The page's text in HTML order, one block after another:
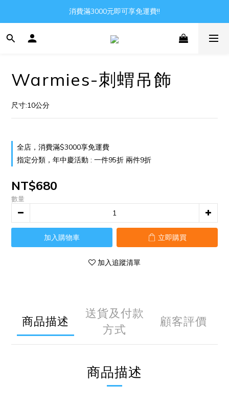
Gather all the joys in the world
消費滿3000元即可享免運費!!
Gather all the joys in the world
Warmies-刺蝟吊飾
尺寸:10公分
全店，消費滿$3000享免運費
指定分類，年中慶活動 : 一件95折 兩件9折
NT$680
數量
加入購物車 立即購買
加入追蹤清單
商品描述
送貨及付款
方式
顧客評價
商品描述